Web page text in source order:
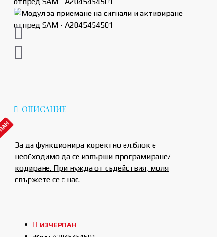
ОПИСАНИЕ
За да функционира коректно ел.блок е
необходимо да се извърши програмиране/
кодиране. При нужда от съдействия, моля
свържете се с нас.
ИЗЧЕРПАН